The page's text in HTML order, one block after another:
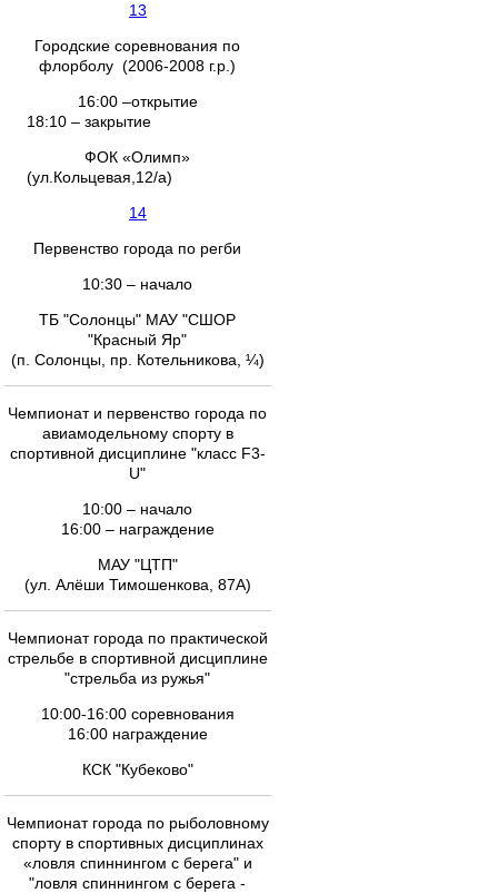
13
Городские соревнования по
флорболу (2006-2008 г.р.)
16:00 –открытие
18:10 – закрытие
ФОК «Олимп»
(ул.Кольцевая,12/а)
14
Первенство города по регби
10:30 – начало
ТБ "Солонцы" МАУ "СШОР
"Красный Яр"
(п. Солонцы, пр. Котельникова, ¼)
Чемпионат и первенство города по
авиамодельному спорту в
спортивной дисциплине "класс F3-
U"
10:00 – начало
16:00 – награждение
МАУ "ЦТП"
(ул. Алёши Тимошенкова, 87А)
Чемпионат города по практической
стрельбе в спортивной дисциплине
"стрельба из ружья"
10:00-16:00 соревнования
16:00 награждение
КСК "Кубеково"
Чемпионат города по рыболовному
спорту в спортивных дисциплинах
«ловля спиннингом с берега" и
"ловля спиннингом с берега -